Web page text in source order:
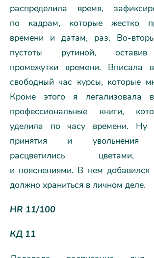
распределила время,
по кадрам, которые жестко
времени и датам, раз. Во-
пустоты рутиной, оставив
промежутки времени. Вписала
свободный час курсы, которые
Кроме этого я легализовала
профессиональные книги,
уделила по часу времени. Ну
принятия и увольнения
расцветились цветами,
и пояснениями. В нем добавился
должно храниться в личном деле.
HR 11/100
КД 11